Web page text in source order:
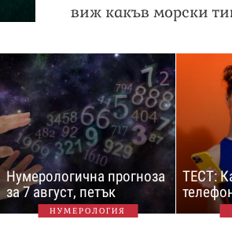
виж какъв морски
Нумерологична прогноза
за 7 август, петък
НУМЕРОЛОГИЯ
ТЕСТ: